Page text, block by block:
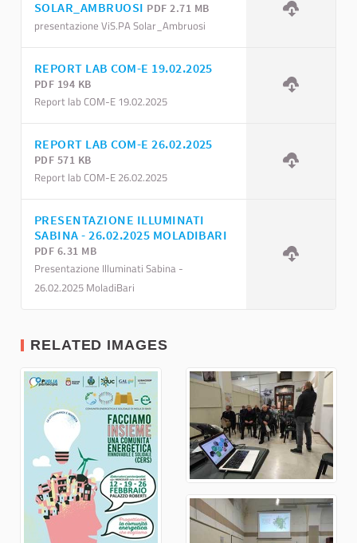
SOLAR_AMBRUOSI PDF 2.71 MB
presentazione ViS.PA Solar_Ambruosi
REPORT LAB COM-E 19.02.2025
PDF 194 KB
Report lab COM-E 19.02.2025
REPORT LAB COM-E 26.02.2025
PDF 571 KB
Report lab COM-E 26.02.2025
PRESENTAZIONE ILLUMINATI
SABINA - 26.02.2025 MOLADIBARI
PDF 6.31 MB
Presentazione Illuminati Sabina -
26.02.2025 MoladiBari
RELATED IMAGES